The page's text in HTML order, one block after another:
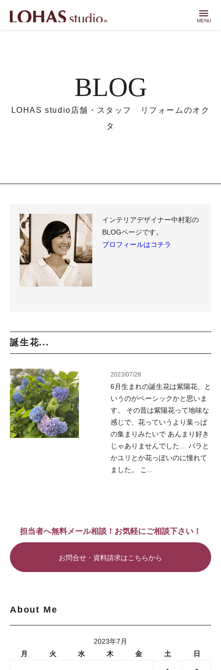
menu
MENU
BLOG
LOHAS studio店舗・スタッフ リフォームのオク
タ
インテリアデザイナー中村彩の
BLOGページです。
プロフィールはコチラ
誕生花...
2023/07/28
6月生まれの誕生花は紫陽花、と
いうのがベーシックかと思いま
す。 その昔は紫陽花って地味な
感じで、花っていうより葉っぱ
の集まりみたいで あんまり好き
じゃありませんでした… バラと
かユリとか花っぽいのに憧れて
ました。 こ...
担当者へ無料メール相談！お気軽にご相談下さい！
お問合せ・資料請求はこちらから
About Me
2023年7月
月
火 水 木 金 土 日